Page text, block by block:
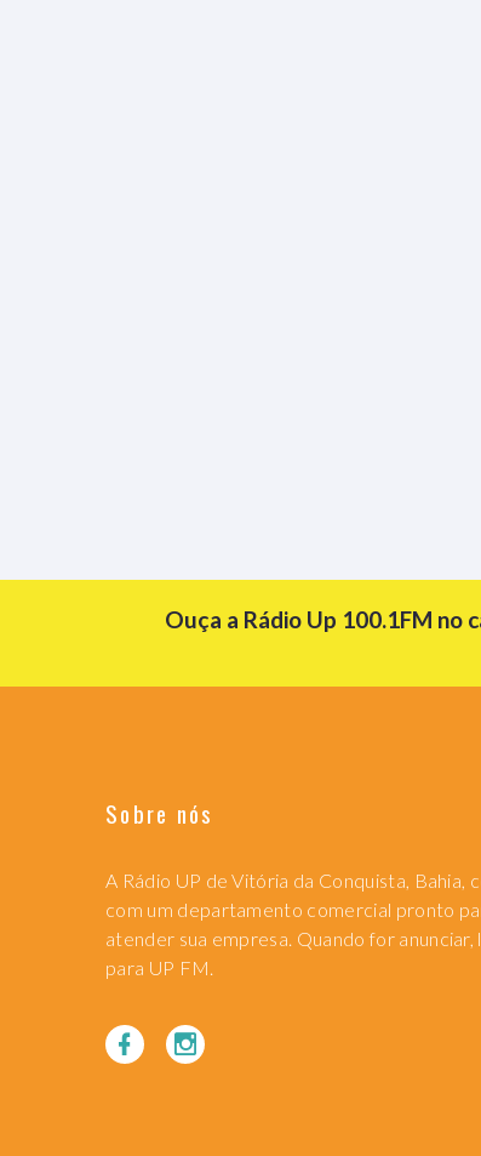
Ouça a Rádio Up 100.1FM no
Sobre nós
A Rádio UP de Vitória da Conquista, Bahia,
com um departamento comercial pronto
atender sua empresa. Quando for anunciar,
para UP FM.